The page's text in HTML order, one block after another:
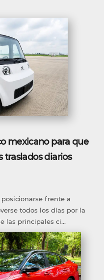
mexicano para que
traslados diarios
frente a
todos los días por la
las principales ci...